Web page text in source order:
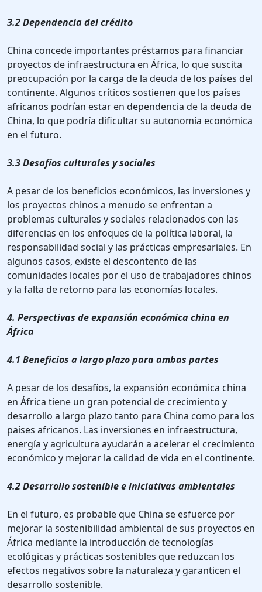
3.2 Dependencia del crédito
China concede importantes préstamos para financiar
proyectos de infraestructura en África, lo que suscita
preocupación por la carga de la deuda de los países del
continente. Algunos críticos sostienen que los países
africanos podrían estar en dependencia de la deuda de
China, lo que podría dificultar su autonomía económica
en el futuro.
3.3 Desafíos culturales y sociales
A pesar de los beneficios económicos, las inversiones y
los proyectos chinos a menudo se enfrentan a
problemas culturales y sociales relacionados con las
diferencias en los enfoques de la política laboral, la
responsabilidad social y las prácticas empresariales. En
algunos casos, existe el descontento de las
comunidades locales por el uso de trabajadores chinos
y la falta de retorno para las economías locales.
4. Perspectivas de expansión económica china en
África
4.1 Beneficios a largo plazo para ambas partes
A pesar de los desafíos, la expansión económica china
en África tiene un gran potencial de crecimiento y
desarrollo a largo plazo tanto para China como para los
países africanos. Las inversiones en infraestructura,
energía y agricultura ayudarán a acelerar el crecimiento
económico y mejorar la calidad de vida en el continente.
4.2 Desarrollo sostenible e iniciativas ambientales
En el futuro, es probable que China se esfuerce por
mejorar la sostenibilidad ambiental de sus proyectos en
África mediante la introducción de tecnologías
ecológicas y prácticas sostenibles que reduzcan los
efectos negativos sobre la naturaleza y garanticen el
desarrollo sostenible.